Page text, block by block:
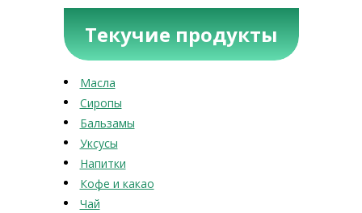
Текучие продукты
Масла
Сиропы
Бальзамы
Уксусы
Напитки
Кофе и какао
Чай